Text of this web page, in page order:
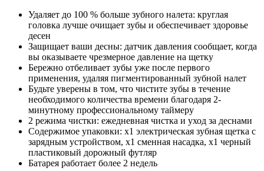
Удаляет до 100 % больше зубного налета: круглая
головка лучше очищает зубы и обеспечивает здоровье
десен
Защищает ваши десны: датчик давления сообщает, когда
вы оказываете чрезмерное давление на щетку
Бережно отбеливает зубы уже после первого
применения, удаляя пигментированный зубной налет
Будьте уверены в том, что чистите зубы в течение
необходимого количества времени благодаря 2-
минутному профессиональному таймеру
2 режима чистки: ежедневная чистка и уход за деснами
Содержимое упаковки: x1 электрическая зубная щетка с
зарядным устройством, x1 сменная насадка, x1 черный
пластиковый дорожный футляр
Батарея работает более 2 недель